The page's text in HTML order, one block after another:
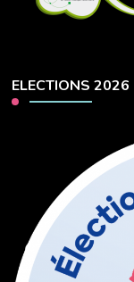
ELECTIONS 2026